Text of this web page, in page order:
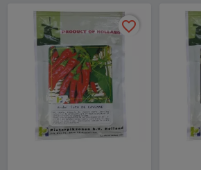
favorite_border
favorite_border